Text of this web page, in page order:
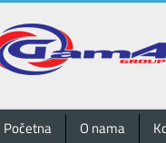
Početna O nama